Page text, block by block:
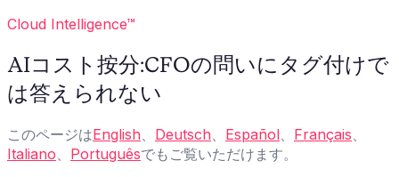
Cloud Intelligence™
AIコスト按分:CFOの問いにタグ付けで
は答えられない
このページはEnglish Deutsch Español Français
Italiano
Portuguêsでもご覧いただけます。